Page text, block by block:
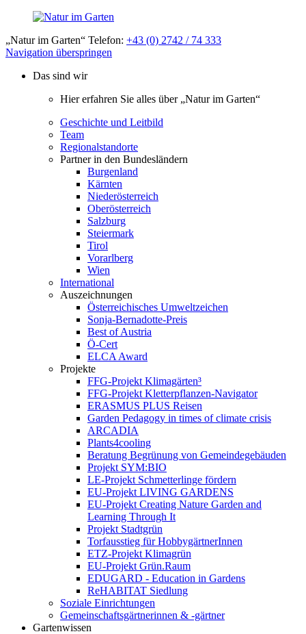
„Natur im Garten“ Telefon: +43 (0) 2742 / 74 333
Navigation überspringen
Das sind wir
Hier erfahren Sie alles über „Natur im Garten“
Geschichte und Leitbild
Team
Regionalstandorte
Partner in den Bundesländern
Burgenland
Kärnten
Niederösterreich
Oberösterreich
Salzburg
Steiermark
Tirol
Vorarlberg
Wien
International
Auszeichnungen
Österreichisches Umweltzeichen
Sonja-Bernadotte-Preis
Best of Austria
Ö-Cert
ELCA Award
Projekte
FFG-Projekt Klimagärten³
FFG-Projekt Kletterpflanzen-Navigator
ERASMUS PLUS Reisen
Garden Pedagogy in times of climate crisis
ARCADIA
Plants4cooling
Beratung Begrünung von Gemeindegebäuden
Projekt SYM:BIO
LE-Projekt Schmetterlinge fördern
EU-Projekt LIVING GARDENS
EU-Projekt Creating Nature Garden and
Learning Through It
Projekt Stadtgrün
Torfausstieg für HobbygärtnerInnen
ETZ-Projekt Klimagrün
EU-Projekt Grün.Raum
EDUGARD - Education in Gardens
ReHABITAT Siedlung
Soziale Einrichtungen
Gemeinschaftsgärtnerinnen & -gärtner
Gartenwissen